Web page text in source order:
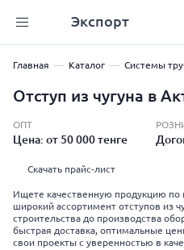
Экспорт
Главная Каталог Системы
Отступ из чугуна в
ОПТ
Цена: от 50 000 тенге
Скачать прайс-лист
Ищете качественную продукцию по
широкий ассортимент отступов из
строительства до производства
быстрая доставка, оптимальные
свои проекты с уверенностью в